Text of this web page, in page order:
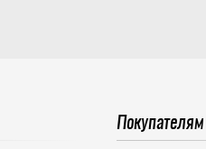
Покупателям